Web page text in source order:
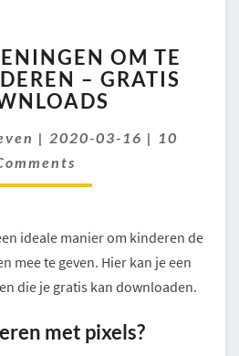
TEKENINGEN
OM
TE
CODEREN
–
OM TE
– GRATIS
| 2020-03-16 | Comments
10
ideale manier om kinderen de
mee te geven. Hier kan je een
die je gratis kan downloaden.
met pixels?